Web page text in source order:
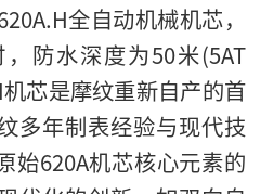
全自动机械机芯，
防水深度为50米(5AT
芯是摩纹重新自产的首
多年制表经验与现代技
始620A机芯核心元素的